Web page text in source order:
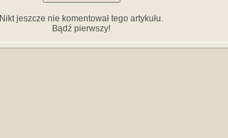
Nikt jeszcze nie komentował tego artykułu.
Bądź pierwszy!